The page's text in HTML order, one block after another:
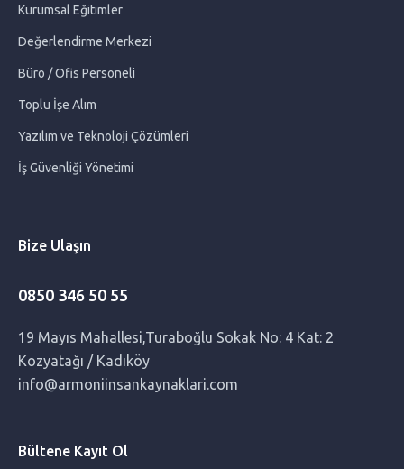
Alzeimer Hasta Bakımında Dikkat Edilmesi Gerekenler
Hamilelikte Kramp Neden Olur? ve Ne İyi Gelir?
Sağlıksız Gebelik Belirtileri Nelerdir?
0 -1 Yaş Bebekle Evde Yapılabilecek Etkinlikler: Keyifli ve
Doğumdan Sonra Kilolar Nasıl Kolay Verilir?
Kurumsal Eğitimler
Değerlendirme Merkezi
Büro / Ofis Personeli
Toplu İşe Alım
Yazılım ve Teknoloji Çözümleri
İş Güvenliği Yönetimi
Bize Ulaşın
0850 346 50 55
19 Mayıs Mahallesi,Turaboğlu Sokak No: 4 Kat: 2
Kozyatağı / Kadıköy
info@armoniinsankaynaklari.com
Bültene Kayıt Ol